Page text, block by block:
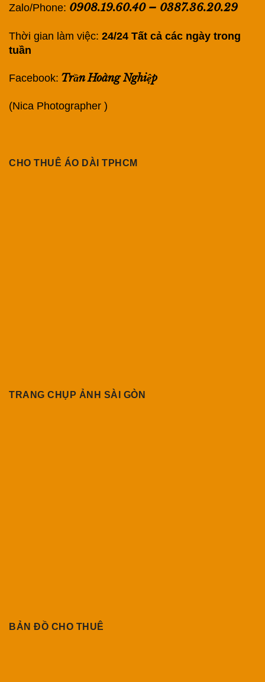
Zalo/Phone: 0908.19.60.40– 0387.36.20.29
Thời gian làm việc: 24/24 Tất cả các ngày trong
tuần
Facebook: Trần Hoàng Nghiệp
(Nica Photographer )
CHO THUÊ ÁO DÀI TPHCM
TRANG CHỤP ẢNH SÀI GÒN
BẢN ĐỒ CHO THUÊ